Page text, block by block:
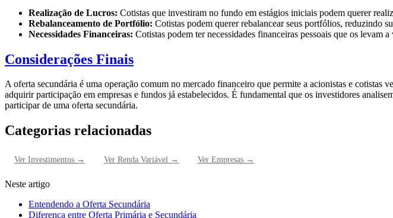
Realização de Lucros: Cotistas que investiram no fundo em estágios iniciais podem querer
Rebalanceamento de Portfólio: Cotistas podem querer rebalancear seus portfólios, reduzindo
Necessidades Financeiras: Cotistas podem ter necessidades financeiras pessoais que os levam a
Considerações Finais
A oferta secundária é uma operação comum no mercado financeiro que permite a acionistas e cotistas
adquirir participação em empresas e fundos já estabelecidos. É fundamental que os investidores
participar de uma oferta secundária.
Categorias relacionadas
Ver Investimentos → Ver Renda Variável → Ver Empresas →
Neste artigo
Entendendo a Oferta Secundária
Diferença entre Oferta Primária e Secundária